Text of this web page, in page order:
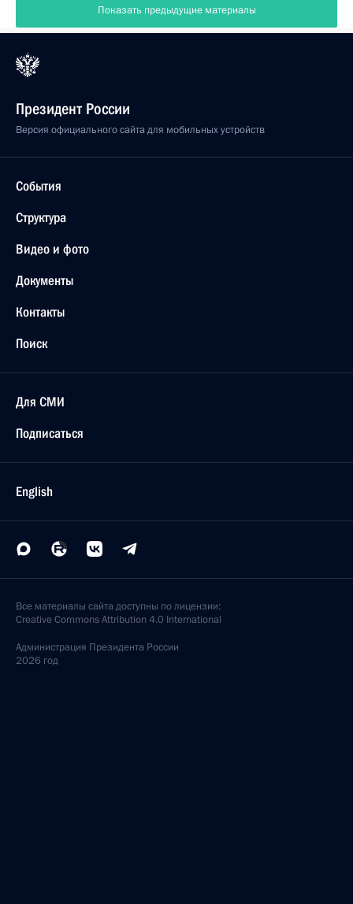
Показать предыдущие материалы
Президент России
Версия официального сайта для мобильных устройств
События
Структура
Видео и фото
Документы
Контакты
Поиск
Для СМИ
Подписаться
English
Все материалы сайта доступны по лицензии:
Creative Commons Attribution 4.0 International
Администрация Президента России
2026 год